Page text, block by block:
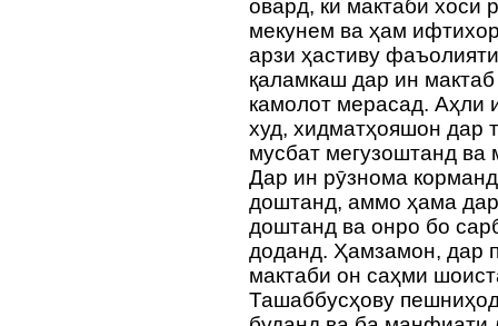
овард, ки мактаби хоси
мекунем ва ҳам
арзи ҳастиву
қаламкаш дар ин
камолот мерасад. Аҳли
худ, хидматҳояшон дар
мусбат мегузоштанд ва
Дар ин рӯзнома
доштанд, аммо ҳама
доштанд ва онро бо
доданд. Ҳамзамон, дар
мактаби он саҳми
Ташаббусҳову